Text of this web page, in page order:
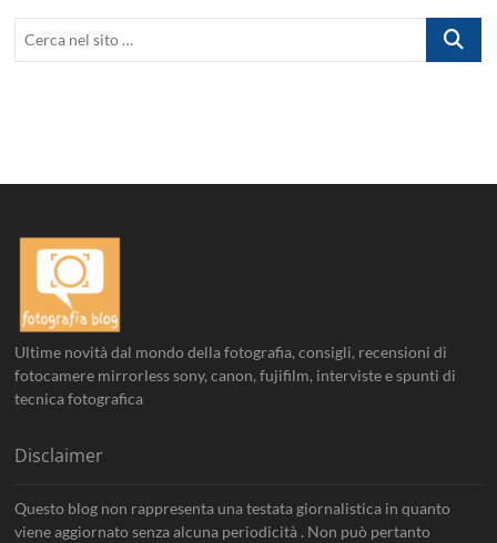
Cerca
Ultime novità dal mondo della fotografia, consigli, recensioni di
fotocamere mirrorless sony, canon, fujifilm, interviste e spunti di
tecnica fotografica
Disclaimer
Questo blog non rappresenta una testata giornalistica in quanto
viene aggiornato senza alcuna periodicità . Non può pertanto